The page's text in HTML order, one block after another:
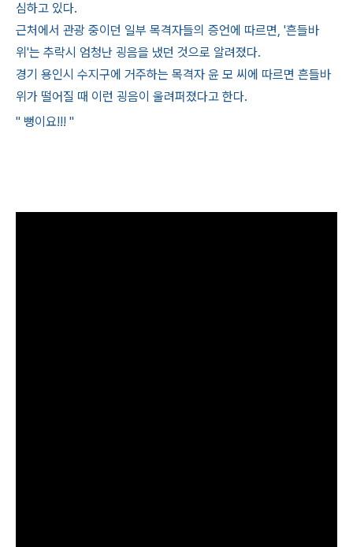
심하고 있다.
근처에서 관광 중이던 일부 목격자들의 증언에 따르면, '흔들바
위'는 추락시 엄청난 굉음을 냈던 것으로 알려졌다.
경기 용인시 수지구에 거주하는 목격자 윤 모 씨에 따르면 흔들바
위가 떨어질 때 이런 굉음이 울려퍼졌다고 한다.
" 뻥이요!!! "